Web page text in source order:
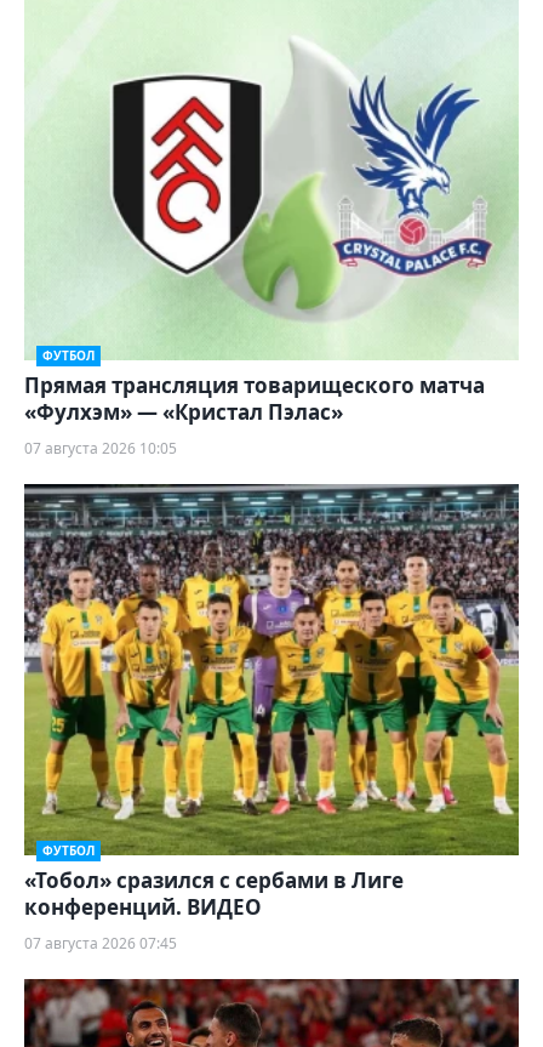
ФУТБОЛ
Прямая трансляция товарищеского матча
«Фулхэм» — «Кристал Пэлас»
07 августа 2026 10:05
ФУТБОЛ
«Тобол» сразился с сербами в Лиге
конференций. ВИДЕО
07 августа 2026 07:45